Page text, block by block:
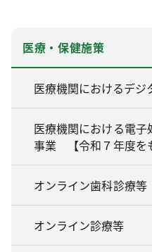
医療・保健施策
医療機関におけるデジ
医療機関における電
事業 【令和７年度を
オンライン歯科診療等
オンライン診療等